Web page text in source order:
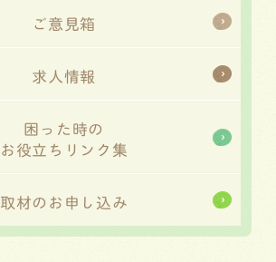
ご意見箱
求人情報
困った時の
お役立ちリンク集
取材のお申し込み